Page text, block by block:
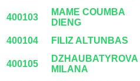
400103
MAME COUMBA
DIENG
400104 FILIZ ALTUNBAS
400105
DZHAUBATYROVA
MILANA